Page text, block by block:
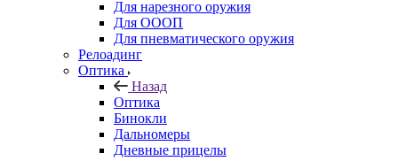
Для нарезного оружия
Для ОООП
Для пневматического оружия
Релоадинг
Оптика
Назад
Оптика
Бинокли
Дальномеры
Дневные прицелы